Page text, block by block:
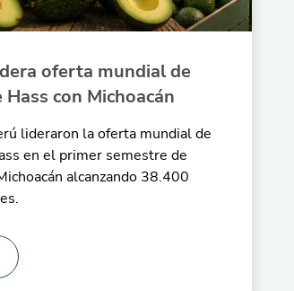
oferta mundial de
Hass con Michoacán
lideraron la oferta mundial de
en el primer semestre de
alcanzando 38.400